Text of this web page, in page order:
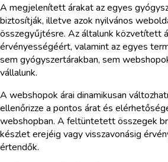
A megjelenített árakat az egyes
biztosítják, illetve azok nyilvános
összegyűjtésre. Az általunk közvetített
érvényességéért, valamint az egyes
sem gyógyszertárakban, sem
vállalunk.
A webshopok árai dinamikusan
ellenőrizze a pontos árat és
webshopban. A feltüntetett összegek
készlet erejéig vagy visszavonásig
értendők.